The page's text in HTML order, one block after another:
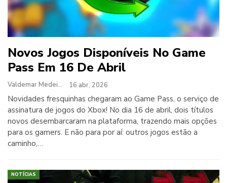
Novos Jogos Disponíveis No Game
Pass Em 16 De Abril
Valdemar Medeiros 16 abr, 2026
Novidades fresquinhas chegaram ao Game Pass, o serviço de
assinatura de jogos do Xbox! No dia 16 de abril, dois títulos
novos desembarcaram na plataforma, trazendo mais opções
para os gamers. E não para por aí: outros jogos estão a
caminho,…
NOTÍCIAS